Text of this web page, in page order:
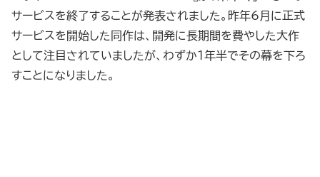
サービスを終了することが発表されました。昨年6月に正式
サービスを開始した同作は、開発に長期間を費やした大作
として注目されていましたが、わずか1年半でその幕を下ろ
すことになりました。